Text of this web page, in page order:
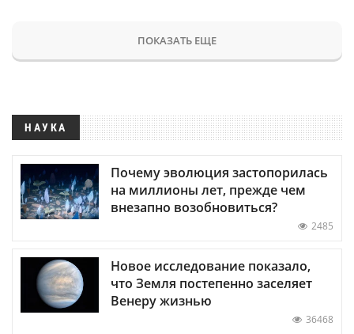
ПОКАЗАТЬ ЕЩЕ
НАУКА
Почему эволюция застопорилась
на миллионы лет, прежде чем
внезапно возобновиться?
2485
Новое исследование показало,
что Земля постепенно заселяет
Венеру жизнью
36468